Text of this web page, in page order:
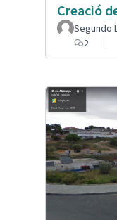
Creació
Segundo
2